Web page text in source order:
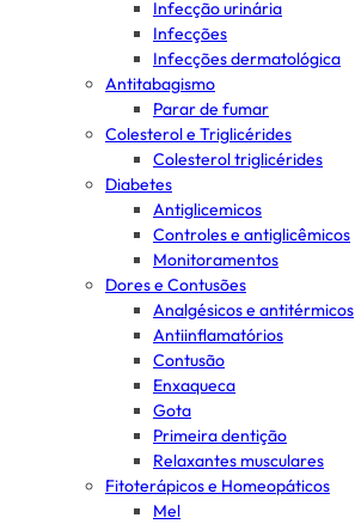
Infecção urinária
Infecções
Infecções dermatológica
Antitabagismo
Parar de fumar
Colesterol e Triglicérides
Colesterol triglicérides
Diabetes
Antiglicemicos
Controles e antiglicêmicos
Monitoramentos
Dores e Contusões
Analgésicos e antitérmicos
Antiinflamatórios
Contusão
Enxaqueca
Gota
Primeira dentição
Relaxantes musculares
Fitoterápicos e Homeopáticos
Mel